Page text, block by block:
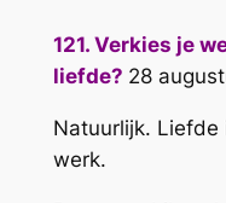
121. Verkies je
liefde? 28
Natuurlijk. Liefde
werk.